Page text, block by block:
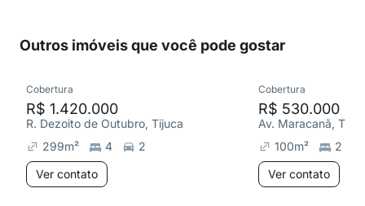
Outros imóveis que você pode gostar
Cobertura
R$ 1.420.000
R. Dezoito de Outubro, Tijuca
299m² 4
2
Ver contato
Cobertura
R$ 530.000
Av. Maracanã,
100m²
2
Ver contato